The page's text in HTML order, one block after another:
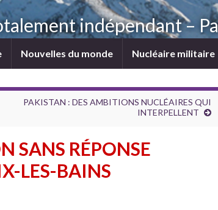
indépendant –
Nouvelles du monde Nucléaire militaire
PAKISTAN : DES AMBITIONS NUCLÉAIRES QUI
INTERPELLENT
SANS RÉPONSE
LES-BAINS